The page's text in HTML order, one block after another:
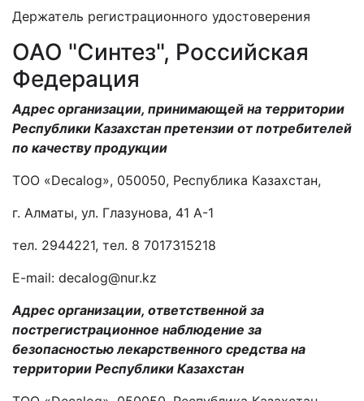
Держатель регистрационного удостоверения
ОАО "Синтез", Российская
Федерация
Адрес организации, принимающей на территории
Республики Казахстан претензии от потребителей
по качеству продукции
ТОО «Deсalog», 050050, Республика Казахстан,
г. Алматы, ул. Глазунова, 41 А-1
тел. 2944221, тел. 8 7017315218
E-mail: deсalog@nur.kz
Адрес организации, ответственной за
пострегистрационное наблюдение за
безопасностью лекарственного средства на
территории Республики Казахстан